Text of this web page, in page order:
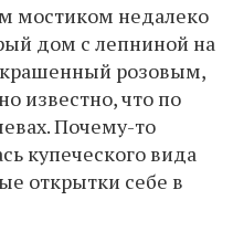
мостиком недалеко
дом с лепниной на
розовым,
известно, что по
Почему-то
купеческого вида
открытки себе в